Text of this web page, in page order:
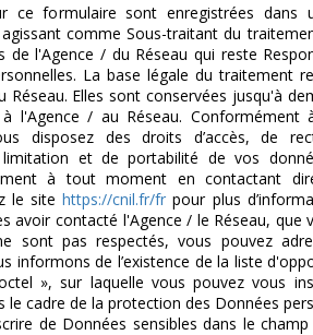
ce formulaire sont enregistrées dans
comme Sous-traitant du
de l'Agence / du Réseau qui reste
La base légale du traitement
Elles sont conservées jusqu'à
l'Agence / au Réseau. Conformément
disposez des droits d’accès, de
limitation et de portabilité de vos
à tout moment en contactant
le sitehttps://cnil.fr/fr pour plus
avoir contacté l'Agence / le Réseau, que
sont pas respectés, vous pouvez
informons de l’existence de la liste
», sur laquelle vous pouvez vous
le cadre de la protection des Données
de Données sensibles dans le champ